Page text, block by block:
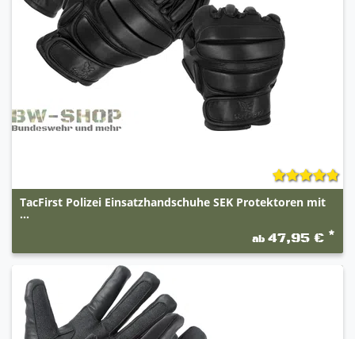
TacFirst Polizei Einsatzhandschuhe SEK Protektoren mit
...
ab47,95 € *